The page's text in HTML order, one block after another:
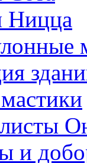
Ницца
и